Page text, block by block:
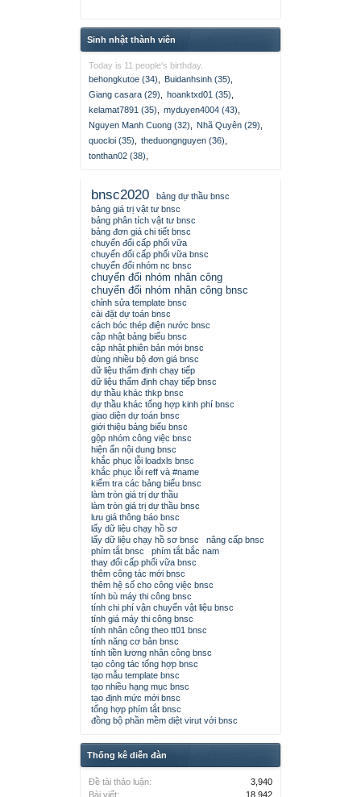
Sinh nhật thành viên
Today is 11 people's birthday.
behongkutoe (34)
Buidanhsinh (35)
Giang casara (29)
hoanktxd01 (35)
kelamat7891 (35)
myduyen4004 (43)
Nguyen Manh Cuong (32)
Nhã Quyên (29)
quocloi (35)
theduongnguyen (36)
tonthan02 (38)
bnsc2020
bảng dự thầu bnsc
bảng giá trị vật tư bnsc
bảng phân tích vật tư bnsc
bảng đơn giá chi tiết bnsc
chuyển đổi cấp phối vữa
chuyển đổi cấp phối vữa bnsc
chuyển đổi nhóm nc bnsc
chuyển đổi nhóm nhân công
chuyển đổi nhóm nhân công bnsc
chỉnh sửa template bnsc
cài đặt dự toán bnsc
cách bóc thép điện nước bnsc
cập nhật bảng biểu bnsc
cập nhật phiên bản mới bnsc
dùng nhiều bộ đơn giá bnsc
dữ liệu thẩm định chạy tiếp
dữ liệu thẩm định chạy tiếp bnsc
dự thầu khác thkp bnsc
dự thầu khác tổng hợp kinh phí bnsc
giao diện dự toán bnsc
giới thiệu bảng biểu bnsc
gộp nhóm công việc bnsc
hiện ẩn nội dung bnsc
khắc phục lỗi loadxls bnsc
khắc phục lỗi reff và #name
kiểm tra các bảng biểu bnsc
làm tròn giá trị dự thầu
làm tròn giá trị dự thầu bnsc
lưu giá thông báo bnsc
lấy dữ liệu chạy hồ sơ
lấy dữ liệu chạy hồ sơ bnsc
nâng cấp bnsc
phím tắt bnsc
phím tắt bắc nam
thay đổi cấp phối vữa bnsc
thêm công tác mới bnsc
thêm hệ số cho công việc bnsc
tính bù máy thi công bnsc
tính chi phí vận chuyển vật liệu bnsc
tính giá máy thi công bnsc
tính nhân công theo tt01 bnsc
tính năng cơ bản bnsc
tính tiền lương nhân công bnsc
tạo công tác tổng hợp bnsc
tạo mẫu template bnsc
tạo nhiều hạng mục bnsc
tạo định mức mới bnsc
tổng hợp phím tắt bnsc
đồng bộ phần mềm diệt virut với bnsc
Thống kê diễn đàn
Đề tài thảo luận:
3,940
Bài viết:
18,942